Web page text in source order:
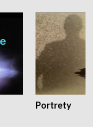
Portrety